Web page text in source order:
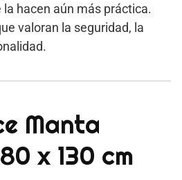
hacen aún más práctica.
valoran la seguridad, la
Manta
x 130 cm